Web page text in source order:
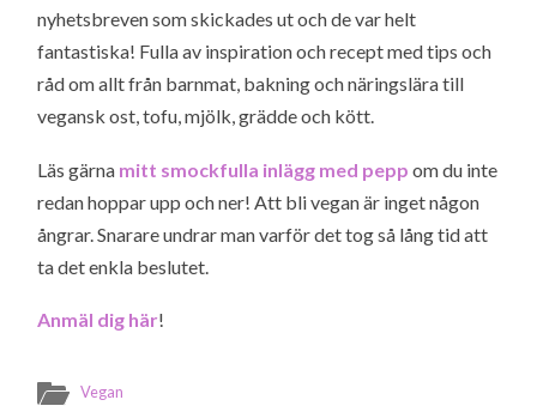
nyhetsbreven som skickades ut och de var helt
fantastiska! Fulla av inspiration och recept med tips och
råd om allt från barnmat, bakning och näringslära till
vegansk ost, tofu, mjölk, grädde och kött.
Läs gärna mitt smockfulla inlägg med pepp om du inte
redan hoppar upp och ner! Att bli vegan är inget någon
ångrar. Snarare undrar man varför det tog så lång tid att
ta det enkla beslutet.
Anmäl dig här!
Vegan